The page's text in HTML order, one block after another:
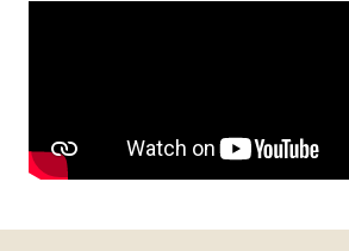
8月限定BIGフェア【ドレスやスイート
150万優待】上質ホテルW体験◆特選
ティ会場見学フェア